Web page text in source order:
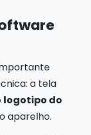
a tela
logotipo do
aparelho.